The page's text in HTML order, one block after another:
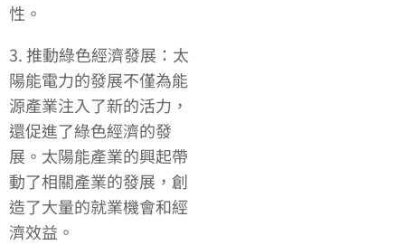
性。
3. 推動綠色經濟發展：太
陽能電力的發展不僅為能
源產業注入了新的活力，
還促進了綠色經濟的發
展。太陽能產業的興起帶
動了相關產業的發展，創
造了大量的就業機會和經
濟效益。